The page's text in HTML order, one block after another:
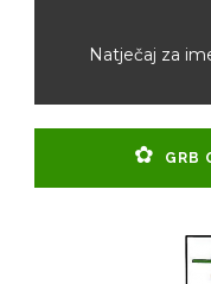
Natječaj za
GRB